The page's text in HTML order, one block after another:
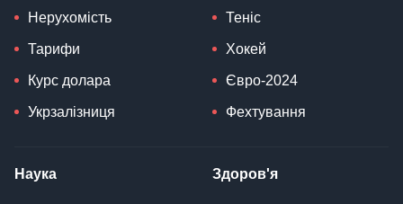
Нерухомість
Тарифи
Курс долара
Укрзалізниця
Теніс
Хокей
Євро-2024
Фехтування
Наука Здоров'я